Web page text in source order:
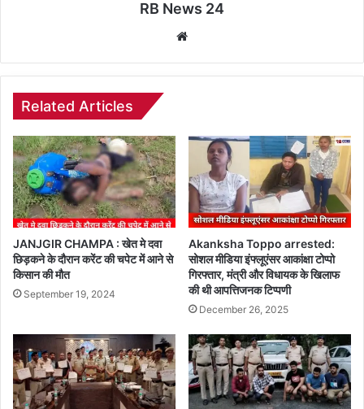
RB News 24
Related Articles
JANJGIR CHAMPA : खेत मे दवा
छिड़कने के दौरान करेंट की चपेट में आने से
किसान की मौत
September 19, 2024
Akanksha Toppo arrested:
सोशल मीडिया इंफ्लूएंसर आकांक्षा टोप्पो
गिरफ्तार, मंत्री और विधायक के खिलाफ
की थी आपत्तिजनक टिप्पणी
December 26, 2025